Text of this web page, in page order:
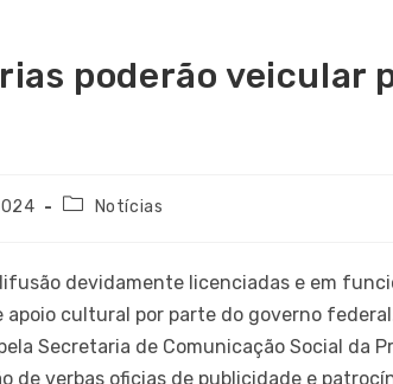
poderão veicular
Notícias
devidamente licenciadas e em
cultural por parte do governo
Secretaria de Comunicação Social da
de verbas oficias de publicidade e